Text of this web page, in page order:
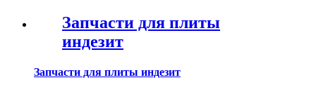
Запчасти для плиты
индезит
Запчасти для плиты индезит